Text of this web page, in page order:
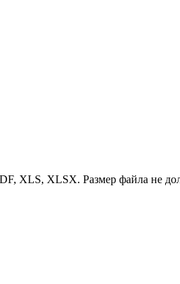
XLS, XLSX. Размер файла не